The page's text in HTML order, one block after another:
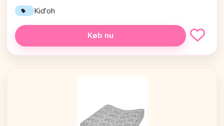
Kid'oh
Køb nu